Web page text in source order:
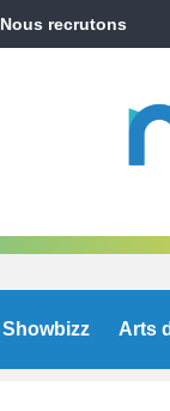
Nous recrutons
Showbizz Arts